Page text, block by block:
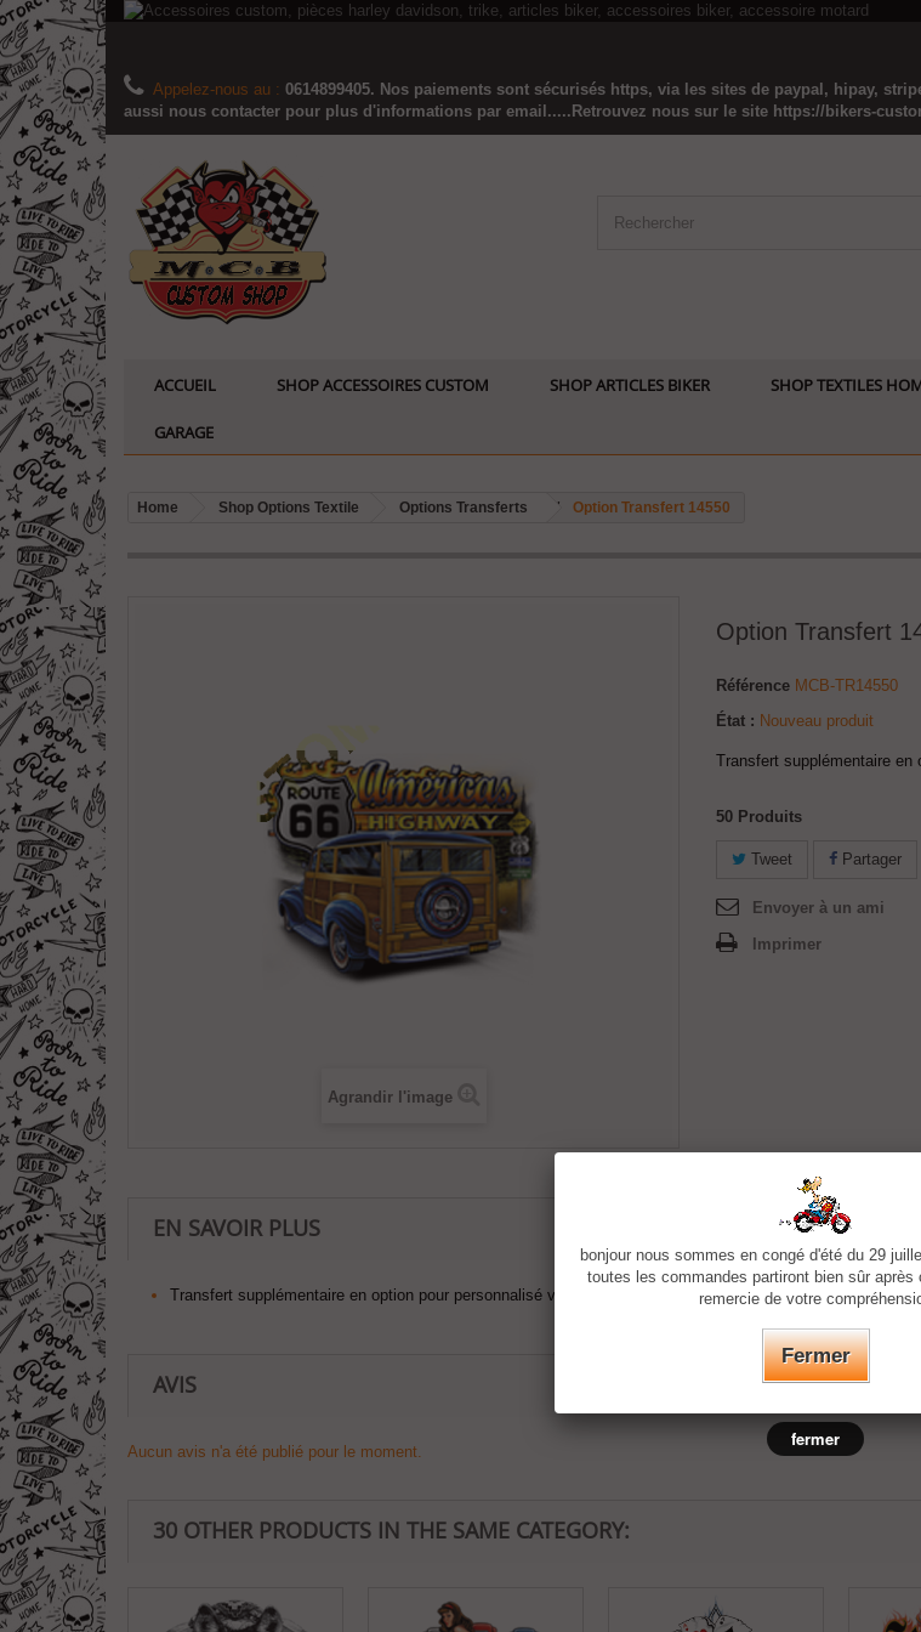
Appelez-nous au : 0614899405. Nos paiements sont sécurisés https, via les sites de paypal, hipay,
aussi nous contacter pour plus d'informations par email.....Retrouvez nous sur le site https://bikers-
ACCUEIL SHOP ACCESSOIRES CUSTOM SHOP ARTICLES BIKER SHOP TEXTILES
GARAGE
Home Shop Options Textile Options Transferts Option Transfert 14550
Agrandir l'image
Option Transfert
Référence MCB-TR14550
État : Nouveau produit
Transfert supplémentaire en
50 Produits
Tweet Partager
Envoyer à un ami
Imprimer
EN SAVOIR PLUS
Transfert supplémentaire en option pour personnalisé votre textile (double face)
AVIS
Aucun avis n'a été publié pour le moment.
30 OTHER PRODUCTS IN THE SAME CATEGORY:
bonjour nous sommes en congé d'été du 29
toutes les commandes partiront bien sûr après
remercie de votre
Fermer
fermer